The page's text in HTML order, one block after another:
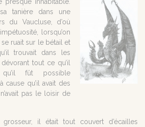
tanière dans une
du Vaucluse, d’où
lorsqu’on
ruait sur le bétail et
trouvait dans les
tout ce qu’il
fût possible
cause qu’il avait des
pas le loisir de
il était tout couvert d’écailles